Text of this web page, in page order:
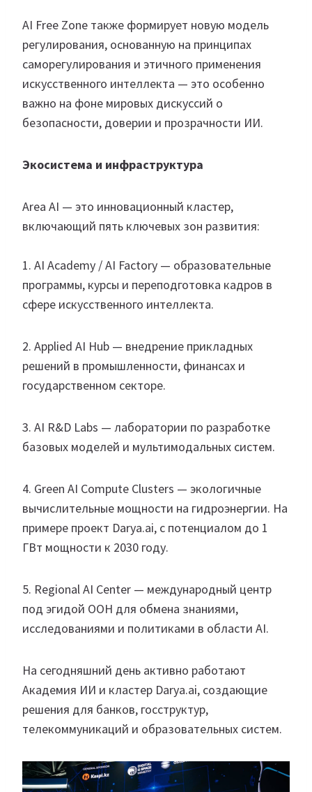
AI Free Zone также формирует новую модель
регулирования, основанную на принципах
саморегулирования и этичного применения
искусственного интеллекта — это особенно
важно на фоне мировых дискуссий о
безопасности, доверии и прозрачности ИИ.
Экосистема и инфраструктура
Area AI — это инновационный кластер,
включающий пять ключевых зон развития:
1. AI Academy / AI Factory — образовательные
программы, курсы и переподготовка кадров в
сфере искусственного интеллекта.
2. Applied AI Hub — внедрение прикладных
решений в промышленности, финансах и
государственном секторе.
3. AI R&D Labs — лаборатории по разработке
базовых моделей и мультимодальных систем.
4. Green AI Compute Clusters — экологичные
вычислительные мощности на гидроэнергии. На
примере проект Darya.ai, с потенциалом до 1
ГВт мощности к 2030 году.
5. Regional AI Center — международный центр
под эгидой ООН для обмена знаниями,
исследованиями и политиками в области AI.
На сегодняшний день активно работают
Академия ИИ и кластер Darya.ai, создающие
решения для банков, госструктур,
телекоммуникаций и образовательных систем.